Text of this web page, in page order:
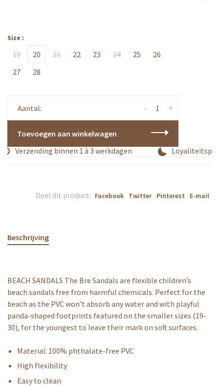
Size :
19 20 21 22 23 24 25
26
27
28
Aantal: +
-
Toevoegen aan winkelwagen
Verzending binnen 1 à 3 werkdagen
Deel dit product: Facebook Twitter Pinterest E-mail
Beschrijving
BEACH SANDALS The Bre Sandals are flexible children’s
beach sandals free from harmful chemicals. Perfect for the
beach as the PVC won’t absorb any water and with playful
panda-shaped footprints featured on the smaller sizes (19-
30), for the youngest to leave their mark on soft surfaces.
Material: 100% phthalate-free PVC
High flexibility
Easy to clean